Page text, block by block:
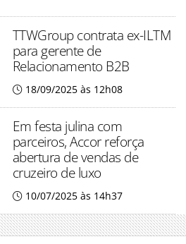
TTWGroup contrata ex-ILTM
para gerente de
Relacionamento B2B
18/09/2025 às 12h08
Em festa julina com
parceiros, Accor reforça
abertura de vendas de
cruzeiro de luxo
10/07/2025 às 14h37